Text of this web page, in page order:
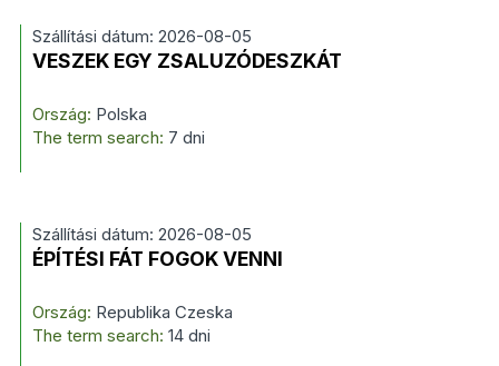
Szállítási dátum: 2026-08-05
VESZEK EGY ZSALUZÓDESZKÁT
Ország: Polska
The term search: 7 dni
Szállítási dátum: 2026-08-05
ÉPÍTÉSI FÁT FOGOK VENNI
Ország: Republika Czeska
The term search: 14 dni